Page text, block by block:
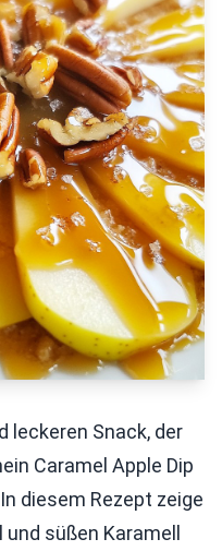
leckeren Snack, der
Caramel Apple Dip
diesem Rezept zeige
süßen Karamell